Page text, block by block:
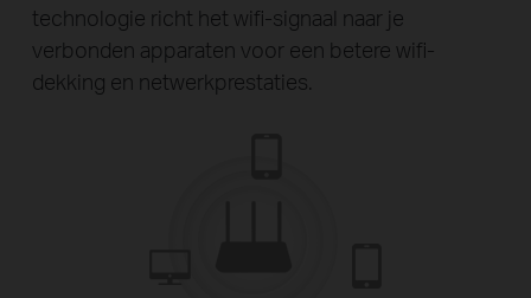
technologie richt het wifi-signaal naar je
verbonden apparaten voor een betere wifi-
dekking en netwerkprestaties.